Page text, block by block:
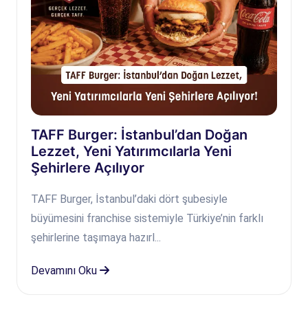
TAFF Burger: İstanbul’dan Doğan
Lezzet, Yeni Yatırımcılarla Yeni
Şehirlere Açılıyor
TAFF Burger, İstanbul’daki dört şubesiyle
büyümesini franchise sistemiyle Türkiye’nin farklı
şehirlerine taşımaya hazırl...
Devamını Oku